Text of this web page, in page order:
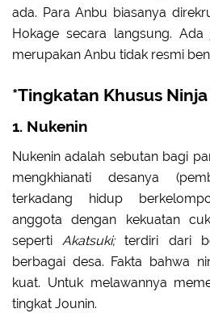
ada. Para Anbu biasanya
Hokage secara langsung.
merupakan Anbu tidak resmi
*Tingkatan Khusus
1. Nukenin
Nukenin adalah sebutan bagi
mengkhianati desanya
terkadang hidup
anggota dengan kekuatan
seperti Akatsuki;terdiri dari
berbagai desa. Fakta bahwa
kuat. Untuk melawannya
tingkat Jounin.